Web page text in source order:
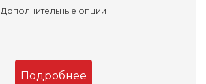
Дополнительные опции
Подробнее